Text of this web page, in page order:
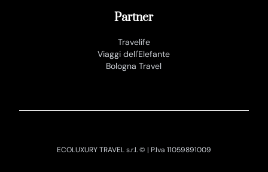
Partner
Travelife
Viaggi dell'Elefante
Bologna Travel
ECOLUXURY TRAVEL s.r.l. © | P.Iva 11059891009